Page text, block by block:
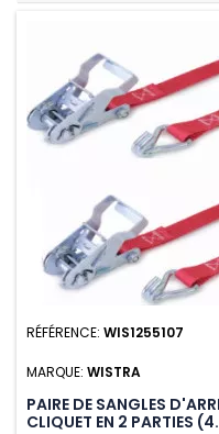
RÉFÉRENCE: WIS1255107
MARQUE: WISTRA
PAIRE DE SANGLES
CLIQUET EN 2 PARTIES